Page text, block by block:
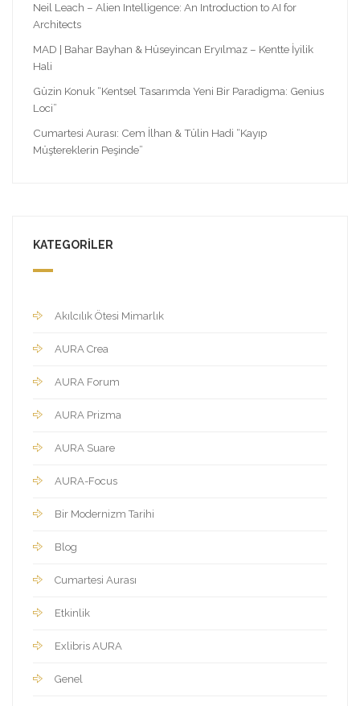
Neil Leach – Alien Intelligence: An Introduction to AI for
Architects
MAD | Bahar Bayhan & Hüseyincan Eryılmaz – Kentte İyilik
Hali
Güzin Konuk “Kentsel Tasarımda Yeni Bir Paradigma: Genius
Loci”
Cumartesi Aurası: Cem İlhan & Tülin Hadi “Kayıp
Müştereklerin Peşinde”
KATEGORILER
Akılcılık Ötesi Mimarlık
AURA Crea
AURA Forum
AURA Prizma
AURA Suare
AURA-Focus
Bir Modernizm Tarihi
Blog
Cumartesi Aurası
Etkinlik
Exlibris AURA
Genel